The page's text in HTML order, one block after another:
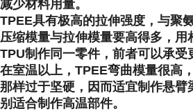
减少材料用量。
TPEE具有极高的拉伸强度，与聚
压缩模量与拉伸模量要高得多，用
TPU制作同一零件，前者可以承受
在室温以上，TPEE弯曲模量很高
那样过于坚硬，因而适宜制作悬臂
别适合制作高温部件。